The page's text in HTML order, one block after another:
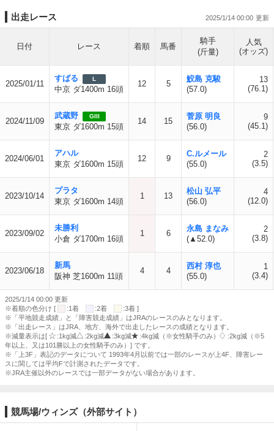
出走レース 2025/1/14 00:00
日付 レース 着順 馬番
騎手
(斤量)
人気
(オッズ)
2025/01/11
すばる L
中京 ダ1400m 16頭
12 5
鮫島 克駿
(57.0)
13
(76.1)
2024/11/09
武蔵野 GIII
東京 ダ1600m 15頭
14 15
菅原 明良
(56.0)
9
(45.1)
2024/06/01
アハル
東京 ダ1600m 15頭
12 9
C.ルメール
(55.0)
2
(3.5)
2023/10/14
プラタ
東京 ダ1600m 14頭
1 13
松山 弘平
(56.0)
4
(12.0)
2023/09/02
未勝利
小倉 ダ1700m 16頭
1 6
永島 まなみ
(▲52.0)
2
(3.8)
2023/06/18
新馬
阪神 芝1600m 11頭
4 4
西村 淳也
(55.0)
1
(3.4)
2025/1/14 00:00 更新
※着順の色分け [
:1着 :2着
:3着 ]
※「平地競走成績」と「障害競走成績」はJRAのレースのみとなります。
※「出走レース」はJRA、地方、海外で出走したレースの成績となります。
※減量表示は[
:1kg減 :2kg減 :3kg減 :4kg減（※女性騎手のみ）
:2kg減（※5
年以上、又は101勝以上の女性騎手のみ）] です。
※「上3F」表記のデータについて 1993年4月以前では一部のレースが上4F、障害レー
スに関しては平均Fで計測されたデータです。
※JRA主催以外のレースでは一部データがない場合があります。
競馬場/ウィンズ（外部サイト）